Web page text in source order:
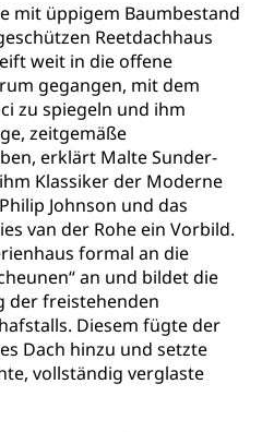
mit üppigem Baumbestand
Reetdachhaus
weit in die offene
gegangen, mit dem
zu spiegeln und ihm
zeitgemäße
erklärt Malte Sunder-
Klassiker der Moderne
Johnson und das
van der Rohe ein Vorbild.
formal an die
an und bildet die
der freistehenden
Diesem fügte der
Dach hinzu und setzte
vollständig verglaste